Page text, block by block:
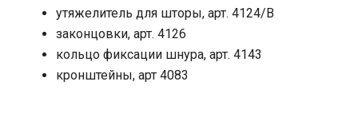
Моттура (Італія). Ви також можете замовити карнизи з
утяжелитель для шторы, арт. 4124/B
законцовки, арт. 4126
кольцо фиксации шнура, арт. 4143
кронштейны, арт 4083